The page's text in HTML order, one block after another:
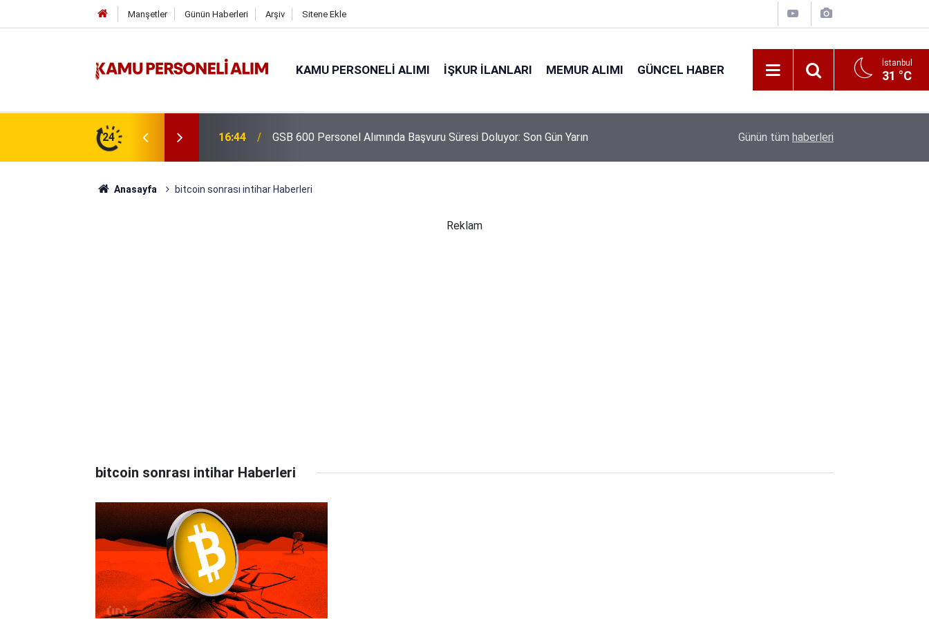
Manşetler Günün Haberleri Arşiv Sitene Ekle
KAMU PERSONELI ALIMI İŞKUR İLANLARI MEMUR ALIMI GÜNCEL HABER İstanbul
31 °C
24
Gündemde! Bakan Çiftçi Süreci
16:44 GSB 600 Personel Alımında Başvuru Süresi Doluyor: Son Gün Yarın Kıyı Emniyeti Genel Müdürlüğü 26 İşçi Alımı
Günün tüm haberleri
Anasayfa bitcoin sonrası intihar Haberleri
Reklam
bitcoin sonrası intihar Haberleri